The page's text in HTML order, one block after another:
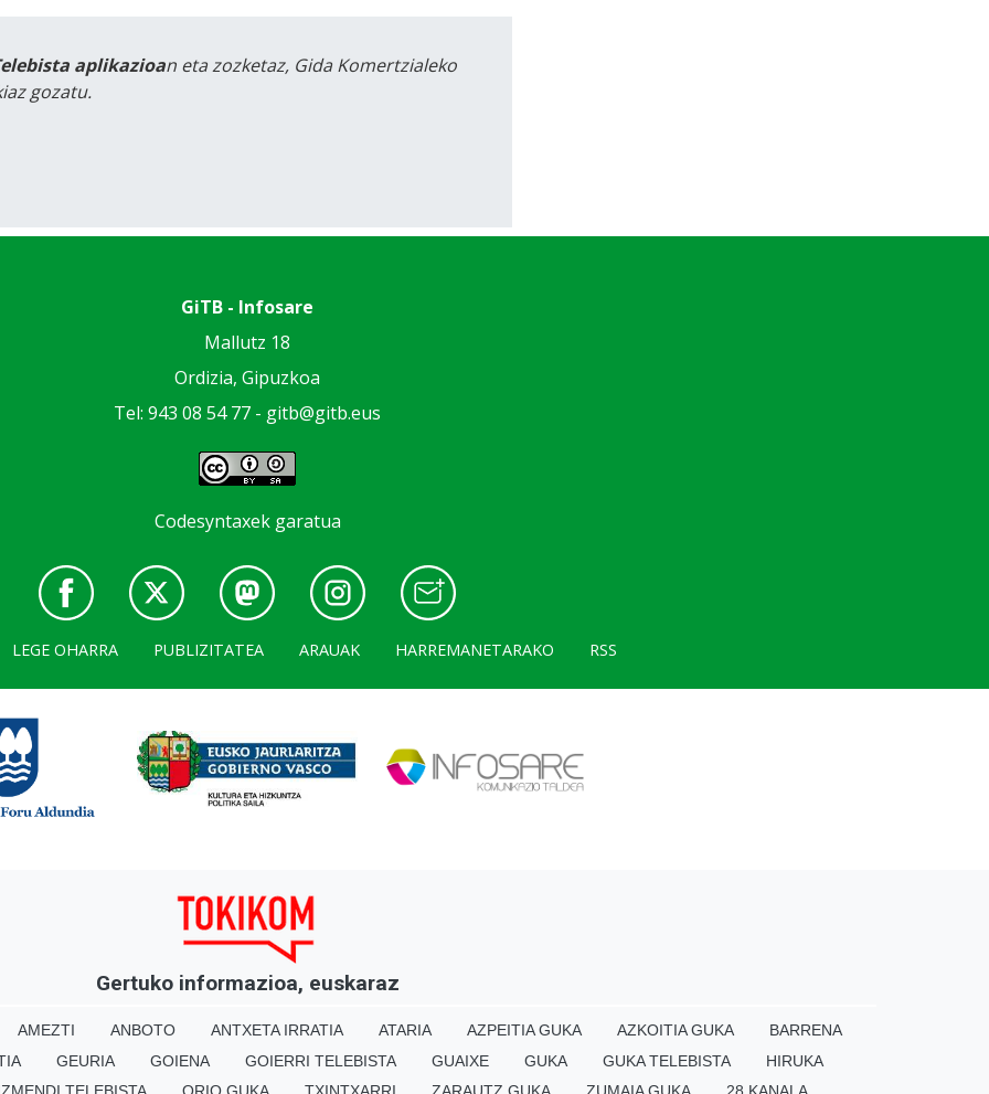
aplikazioan eta zozketaz, Gida Komertzialeko
gozatu.
GiTB - Infosare
Mallutz 18
Ordizia, Gipuzkoa
Tel: 943 08 54 77 - gitb@gitb.eus
Codesyntaxek garatua
LEGE OHARRA PUBLIZITATEA ARAUAK HARREMANETARAKO RSS
Gertuko informazioa, euskaraz
AMEZTI ANBOTO ANTXETA IRRATIA ATARIA AZPEITIA GUKA AZKOITIA GUKA
BARRENA
GEURIA GOIENA GOIERRI TELEBISTA GUAIXE GUKA GUKA TELEBISTA
HIRUKA